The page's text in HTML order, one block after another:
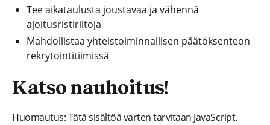
Tee aikataulusta joustavaa ja vähennä
ajoitusristiriitoja
Mahdollistaa yhteistoiminnallisen päätöksenteon
rekrytointitiimissä
Katso nauhoitus!
Huomautus: Tätä sisältöä varten tarvitaan JavaScript.